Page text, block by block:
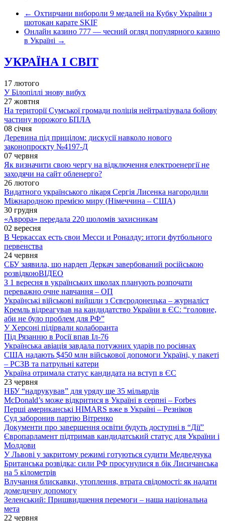
← Охтирчани вибороли 9 медалей на Кубку України з
шотокан карате SKIF
Онлайн казино 777 — чесний огляд популярного казино
в Україні →
УКРАЇНА І СВІТ
17 лютого
У Білопіллі знову вибух
27 жовтня
На території Сумської громади поліція нейтралізувала бойову
частину ворожого БПЛА
08 січня
Деревина під прицілом: дискусії навколо нового
законопроєкту №4197-Д
07 червня
Як визначити свою чергу на відключення електроенергії не
заходячи на сайт обленерго?
26 лютого
Видатного українського лікаря Сергія Лисенка нагородили
Міжнародною премією миру (Німеччина – США)
30 грудня
«Аврора» передала 220 шоломів захисникам
02 вересня
В Черкассах есть свои Месси и Роналду: итоги футбольного
первенства
24 червня
СБУ заявила, що нардеп Деркач завербований російською
розвідкоюВІДЕО
З 1 вересня в українських школах планують розпочати
переважно очне навчання – ОП
Українські військові вийшли з Сєвєродонецька – журналіст
Кремль відреагував на кандидатство України в ЄС: “головне,
аби не було проблем для РФ”
У Херсоні підірвали колаборанта
Під Рязанню в Росії впав Іл-76
Українська авіація завдала потужних ударів по росіянах
США надають $450 млн військової допомоги Україні, у пакеті
– РСЗВ та патрульні катери
Україна отримала статус кандидата на вступ в ЄС
23 червня
НБУ “надрукував” для уряду ще 35 мільярдів
McDonald’s може відкритися в Україні в серпні – Forbes
Перші американські HIMARS вже в Україні – Резніков
Суд заборонив партію Вітренко
Документи про завершення освіти будуть доступні в “Дії”
Європарламент підтримав кандидатський статус для України і
Молдови
У Львові у закритому режимі готуються судити Медведчука
Британська розвідка: сили РФ просунулися в бік Лисичанська
на 5 кілометрів
Влучання блискавки, утоплення, втрата свідомості: як надати
домедичну допомогу
Зеленський: Пришвидшення перемоги – наша національна
мета
22 червня